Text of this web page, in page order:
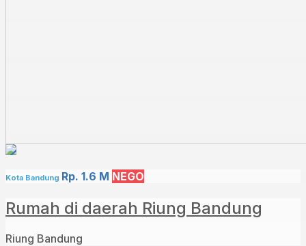
Kota Bandung Rp. 1.6 M NEGO
Rumah di daerah Riung Bandung
Riung Bandung